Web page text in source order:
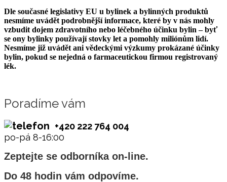
Dle současné legislativy EU u bylinek a bylinných produktů
nesmíme uvádět podrobnější informace, které by v nás mohly
vzbudit dojem zdravotního nebo léčebného účinku bylin – byť
se ony bylinky používají stovky let a pomohly miliónům lidí.
Nesmíme již uvádět ani vědeckými výzkumy prokázané účinky
bylin, pokud se nejedná o farmaceutickou firmou registrovaný
lék.
Poradíme vám
+420 222 764 004
po-pá 8-16:00
Zeptejte se odborníka on-line.
Do 48 hodin vám odpovíme.